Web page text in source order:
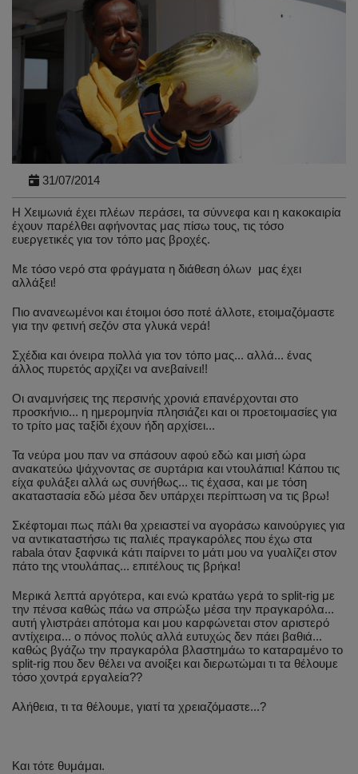
31/07/2014
Η Χειμωνιά έχει πλέων περάσει, τα σύννεφα και η κακοκαιρία
έχουν παρέλθει αφήνοντας μας πίσω τους, τις τόσο
ευεργετικές για τον τόπο μας βροχές.
Με τόσο νερό στα φράγματα η διάθεση όλων μας έχει
αλλάξει!
Πιο ανανεωμένοι και έτοιμοι όσο ποτέ άλλοτε, ετοιμαζόμαστε
για την φετινή σεζόν στα γλυκά νερά!
Σχέδια και όνειρα πολλά για τον τόπο μας... αλλά... ένας
άλλος πυρετός αρχίζει να ανεβαίνει!!
Οι αναμνήσεις της περσινής χρονιά επανέρχονται στο
προσκήνιο... η ημερομηνία πλησιάζει και οι προετοιμασίες για
το τρίτο μας ταξίδι έχουν ήδη αρχίσει...
Τα νεύρα μου παν να σπάσουν αφού εδώ και μισή ώρα
ανακατεύω ψάχνοντας σε συρτάρια και ντουλάπια! Κάπου τις
είχα φυλάξει αλλά ως συνήθως... τις έχασα, και με τόση
ακαταστασία εδώ μέσα δεν υπάρχει περίπτωση να τις βρω!
Σκέφτομαι πως πάλι θα χρειαστεί να αγοράσω καινούργιες για
να αντικαταστήσω τις παλιές πραγκαρόλες που έχω στα
rabala όταν ξαφνικά κάτι παίρνει το μάτι μου να γυαλίζει στον
πάτο της ντουλάπας... επιτέλους τις βρήκα!
Μερικά λεπτά αργότερα, και ενώ κρατάω γερά το split-rig με
την πένσα καθώς πάω να σπρώξω μέσα την πραγκαρόλα...
αυτή γλιστράει απότομα και μου καρφώνεται στον αριστερό
αντίχειρα... ο πόνος πολύς αλλά ευτυχώς δεν πάει βαθιά...
καθώς βγάζω την πραγκαρόλα βλαστημάω το καταραμένο το
split-rig που δεν θέλει να ανοίξει και διερωτώμαι τι τα θέλουμε
τόσο χοντρά εργαλεία??
Αλήθεια, τι τα θέλουμε, γιατί τα χρειαζόμαστε...?
Και τότε θυμάμαι.